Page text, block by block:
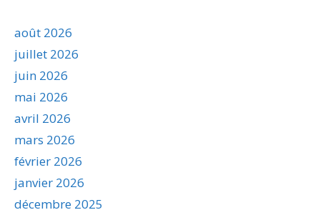
août 2026
juillet 2026
juin 2026
mai 2026
avril 2026
mars 2026
février 2026
janvier 2026
décembre 2025